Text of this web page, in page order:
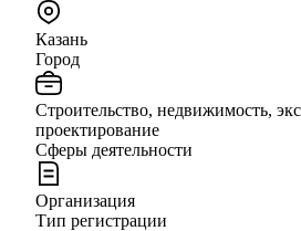
Казань
Город
Строительство, недвижимость,
проектирование
Сферы деятельности
Организация
Тип регистрации